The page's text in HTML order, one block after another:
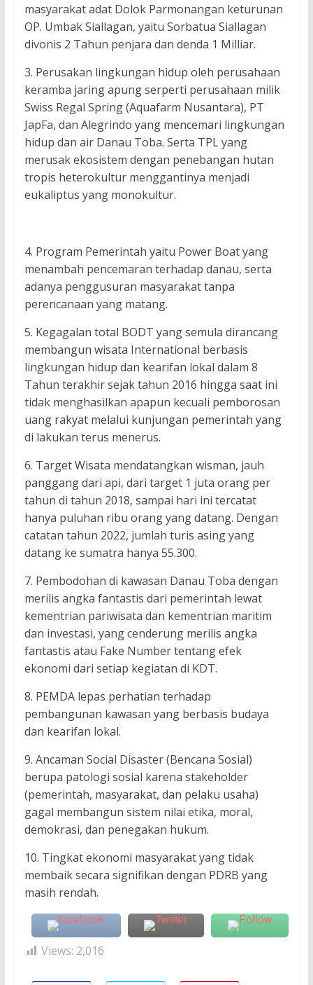
masyarakat adat Dolok Parmonangan keturunan
OP. Umbak Siallagan, yaitu Sorbatua Siallagan
divonis 2 Tahun penjara dan denda 1 Milliar.
3. Perusakan lingkungan hidup oleh perusahaan
keramba jaring apung serperti perusahaan milik
Swiss Regal Spring (Aquafarm Nusantara), PT
JapFa, dan Alegrindo yang mencemari lingkungan
hidup dan air Danau Toba. Serta TPL yang
merusak ekosistem dengan penebangan hutan
tropis heterokultur menggantinya menjadi
eukaliptus yang monokultur.
4. Program Pemerintah yaitu Power Boat yang
menambah pencemaran terhadap danau, serta
adanya penggusuran masyarakat tanpa
perencanaan yang matang.
5. Kegagalan total BODT yang semula dirancang
membangun wisata International berbasis
lingkungan hidup dan kearifan lokal dalam 8
Tahun terakhir sejak tahun 2016 hingga saat ini
tidak menghasilkan apapun kecuali pemborosan
uang rakyat melalui kunjungan pemerintah yang
di lakukan terus menerus.
6. Target Wisata mendatangkan wisman, jauh
panggang dari api, dari target 1 juta orang per
tahun di tahun 2018, sampai hari ini tercatat
hanya puluhan ribu orang yang datang. Dengan
catatan tahun 2022, jumlah turis asing yang
datang ke sumatra hanya 55.300.
7. Pembodohan di kawasan Danau Toba dengan
merilis angka fantastis dari pemerintah lewat
kementrian pariwisata dan kementrian maritim
dan investasi, yang cenderung merilis angka
fantastis atau Fake Number tentang efek
ekonomi dari setiap kegiatan di KDT.
8. PEMDA lepas perhatian terhadap
pembangunan kawasan yang berbasis budaya
dan kearifan lokal.
9. Ancaman Social Disaster (Bencana Sosial)
berupa patologi sosial karena stakeholder
(pemerintah, masyarakat, dan pelaku usaha)
gagal membangun sistem nilai etika, moral,
demokrasi, dan penegakan hukum.
10. Tingkat ekonomi masyarakat yang tidak
membaik secara signifikan dengan PDRB yang
masih rendah.
Views: 2,016